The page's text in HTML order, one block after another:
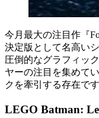
今月最大の注目作『
決定版として名高い
圧倒的なグラフィッ
ヤーの注目を集めて
クを牽引する存在です
LEGO Batman: